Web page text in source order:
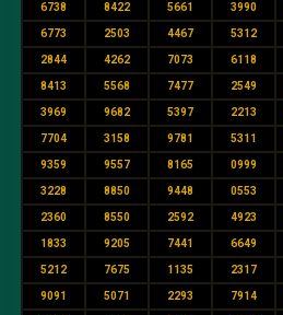
6738 8422 5661 3990
6773 2503 4467 5312
2844 4262 7073 6118
8413 5568 7477 2549
3969 9682 5397 2213
7704 3158 9781 5311
9359 9557 8165 0999
3228 8850 9448 0553
2360 8550 2592 4923
1833 9205 7441 6649
5212 7675 1135 2317
9091 5071 2293 7914